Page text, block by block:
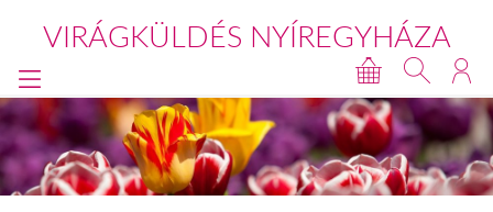
VIRÁGKÜLDÉS NYÍREGYHÁZA